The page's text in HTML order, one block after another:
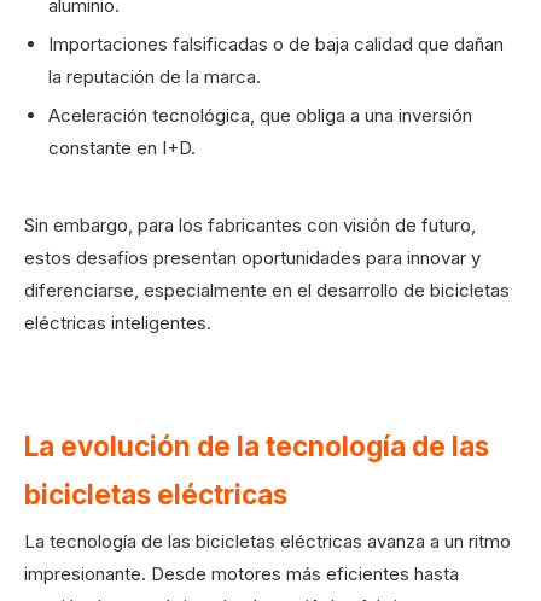
aluminio.
Importaciones falsificadas o de baja calidad que dañan
la reputación de la marca.
Aceleración tecnológica, que obliga a una inversión
constante en I+D.
Sin embargo, para los fabricantes con visión de futuro,
estos desafíos presentan oportunidades para innovar y
diferenciarse, especialmente en el desarrollo de bicicletas
eléctricas inteligentes.
La evolución de la tecnología de las
bicicletas eléctricas
La tecnología de las bicicletas eléctricas avanza a un ritmo
impresionante. Desde motores más eficientes hasta